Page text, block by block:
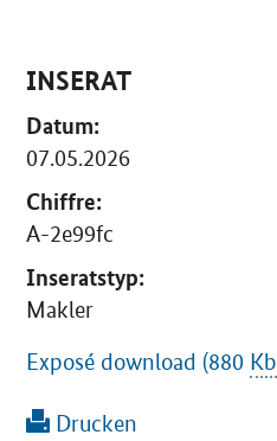
INSERAT
Datum:
07.05.2026
Chiffre:
A-2e99fc
Inseratstyp:
Makler
Exposé download (880 Kb
Drucken